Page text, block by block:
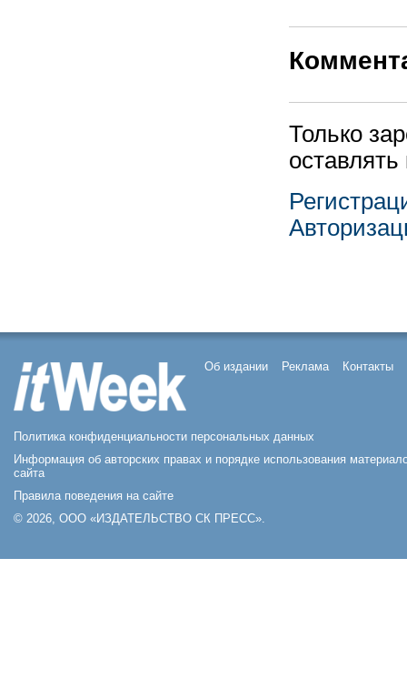
Только
Об издании Реклама Контакты
Политика конфиденциальности персональных данных
Информация об авторских правах и порядке использования
сайта
Правила поведения на сайте
© 2026, ООО «ИЗДАТЕЛЬСТВО СК ПРЕСС».